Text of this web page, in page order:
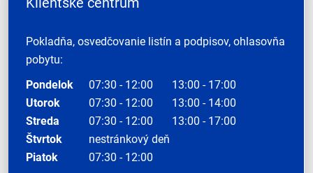
Pokladňa, osvedčovanie listín a podpisov, ohlasovňa
pobytu:
Pondelok
07:30 - 12:00
13:00 - 17:00
Utorok
07:30 - 12:00
13:00 - 14:00
Streda
07:30 - 12:00
13:00 - 17:00
Štvrtok
nestránkový deň
Piatok
07:30 - 12:00